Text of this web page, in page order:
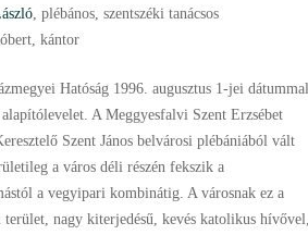
, plébános , szentszéki tanácsos
kántor
Hatóság 1996. augusztus 1-jei dátummal
A Meggyesfalvi Szent Erzsébet
Szent János belvárosi plébániából vált
a város déli részén fekszik a
a vegyipari kombinátig. A városnak ez a
terület, nagy kiterjedésű, kevés katolikus hívővel,